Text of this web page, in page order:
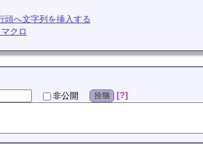
頭へ文字列を挿入する
クロ
非公開 投稿 ?